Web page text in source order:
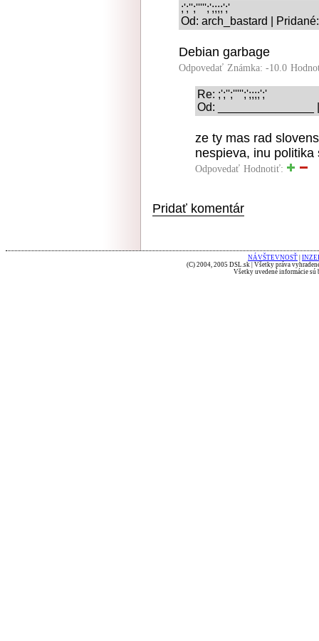
;';'';''''';';;;;';'
Od: arch_bastard |
Debian garbage
Odpovedať Známka: -10.0
Re: ;';'';''''';';;;;';'
Od: _______________
ze ty mas rad
nespieva, inu
Odpovedať Hodnotiť:
Pridať komentár
NÁVŠTEVNOSŤ
(C) 2004, 2005 DSL.sk | Všetky práva
Všetky uvedené informácie sú